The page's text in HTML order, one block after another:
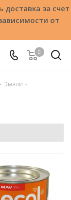
доставка за счет
от
0
- Эмали -